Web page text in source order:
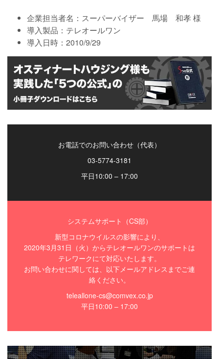
企業担当者名：スーパーバイザー 馬場 和孝 様
導入製品：テレオールワン
導入日時：2010/9/29
お電話でのお問い合わせ（代表）
03-5774-3181
平日10:00 – 17:00
システムサポート（CS部）
新型コロナウイルスの影響により、
2020年3月31日（火）からテレオールワンのサポートは
テレワークにて対応いたします。
お問い合わせに関しては、以下メールアドレスまでご連
絡ください。
teleallone-cs@comvex.co.jp
平日10:00 – 17:00